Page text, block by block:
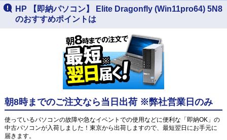
HP 【即納パソコン】 Elite Dragonfly (Win11pro64) 5N8
のおすすめポイントは
朝8時までのご注文なら当日出荷 ※弊社営業日のみ
使っているパソコンの故障や急なイベントでの使用などに便利な「即納OK」の
中古パソコンが入荷しました！東京から出荷しますので、最短翌日にお手元に
届きます。